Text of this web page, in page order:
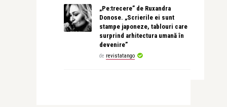
„Pe:trecere” de Ruxandra
Donose. „Scrierile ei sunt
stampe japoneze, tablouri care
surprind arhitectura umană în
devenire”
de revistatango